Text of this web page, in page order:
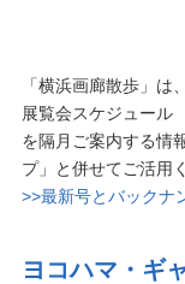
「横浜画廊散歩」
展覧会スケジュール
を隔月ご案内する情
プ」と併せてご活用
>>最新号とバックナ
ヨコハマ・ギ